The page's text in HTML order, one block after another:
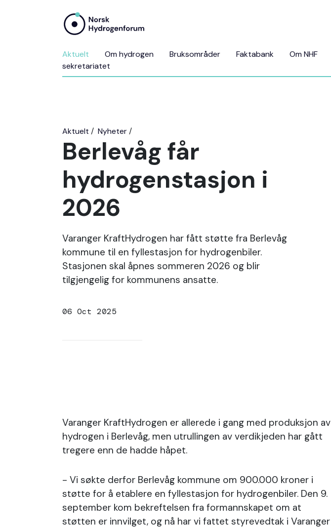
Aktuelt Om hydrogen Bruksområder Faktabank Om NHF
sekretariatet
Aktuelt Nyheter
Berlevåg får
hydrogenstasjon i
2026
Varanger KraftHydrogen har fått støtte fra Berlevåg
kommune til en fyllestasjon for hydrogenbiler.
Stasjonen skal åpnes sommeren 2026 og blir
tilgjengelig for kommunens ansatte.
06 Oct 2025
Varanger KraftHydrogen er allerede i gang med produksjon av
hydrogen i Berlevåg, men utrullingen av verdikjeden har gått
tregere enn de hadde håpet.
- Vi søkte derfor Berlevåg kommune om 900.000 kroner i
støtte for å etablere en fyllestasjon for hydrogenbiler. Den 9.
september kom bekreftelsen fra formannskapet om at
støtten er innvilget, og nå har vi fattet styrevedtak i Varanger